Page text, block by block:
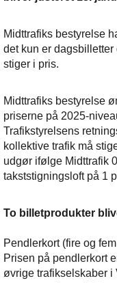
Midttrafiks bestyrelse
det kun er
stiger i pris.
Midttrafiks bestyrelse
priserne på 2025-
Trafikstyrelsens
kollektive trafik må
udgør ifølge Midttrafik
takststigningsloft på 1
To billetprodukter
Pendlerkort (fire og
Prisen på pendlerkort
øvrige trafikselskaber i